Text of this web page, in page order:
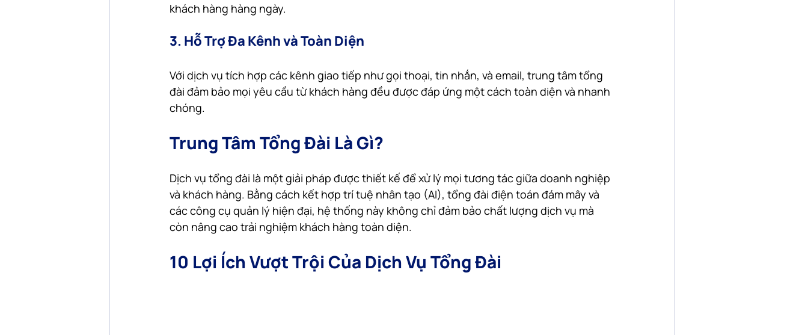
khách hàng hàng ngày.
3. Hỗ Trợ Đa Kênh và Toàn Diện
Với dịch vụ tích hợp các kênh giao tiếp như gọi thoại, tin nhắn, và email, trung tâm tổng
đài đảm bảo mọi yêu cầu từ khách hàng đều được đáp ứng một cách toàn diện và nhanh
chóng.
Trung Tâm Tổng Đài Là Gì?
Dịch vụ tổng đài là một giải pháp được thiết kế để xử lý mọi tương tác giữa doanh nghiệp
và khách hàng. Bằng cách kết hợp trí tuệ nhân tạo (AI), tổng đài điện toán đám mây và
các công cụ quản lý hiện đại, hệ thống này không chỉ đảm bảo chất lượng dịch vụ mà
còn nâng cao trải nghiệm khách hàng toàn diện.
10 Lợi Ích Vượt Trội Của Dịch Vụ Tổng Đài